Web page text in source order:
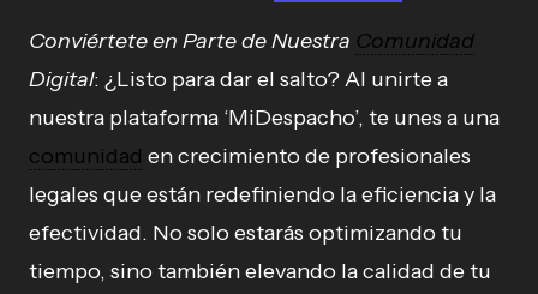
Conviértete en Parte de Nuestra Comunidad
Digital: ¿Listo para dar el salto? Al unirte a
nuestra plataforma ‘MiDespacho’, te unes a una
comunidad en crecimiento de profesionales
legales que están redefiniendo la eficiencia y la
efectividad. No solo estarás optimizando tu
tiempo, sino también elevando la calidad de tu